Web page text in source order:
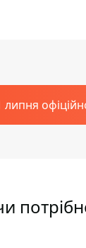
липня